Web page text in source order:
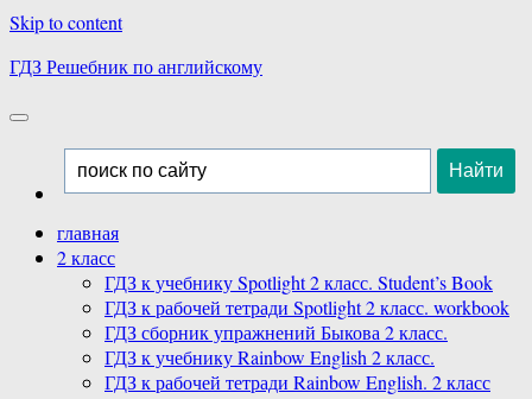
Skip to content
ГДЗ Решебник по английскому
главная
2 класс
ГДЗ к учебнику Spotlight 2 класс. Student’s Book
ГДЗ к рабочей тетради Spotlight 2 класс. workbook
ГДЗ сборник упражнений Быкова 2 класс.
ГДЗ к учебнику Rainbow English 2 класс.
ГДЗ к рабочей тетради Rainbow English. 2 класс